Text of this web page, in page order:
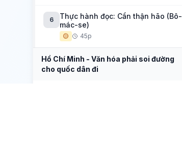
6
Thực hành đọc: Cẩn thận hão (Bô-
mác-se)
🟡 45p
Hồ Chí Minh - Văn hóa phải soi đường
cho quốc dân đi